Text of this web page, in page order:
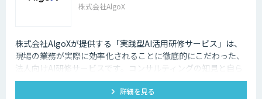
株式会社AlgoX
株式会社AlgoXが提供する「実践型AI活用研修サービス」は、
現場の業務が実際に効率化されることに徹底的にこだわった、
法人向けAI研修サービスです。コンサルティングの知見と自ら
考え・実践する研修設計により、今日から実務で使えるスキ
ル・考え方を体得頂けます。詳細を見る